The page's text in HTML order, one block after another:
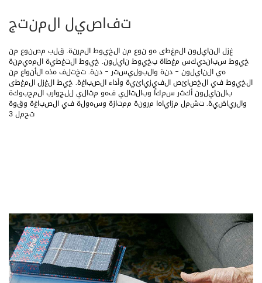
تفاصيل المنتج
غزل النايلون المغطى هو نوع من الخيوط المرنة. قلب مصنوع من
خيوط سبانديكس مغطاة بخيوط نايلون. خيوط التغطية المهيمنة
هي النايلون - دنة والبوليستر - دنة. تختلف هذه الأنواع من
الخيوط في الخصائص الفيزيائية وأداء الصباغة. خيط الغزل المغطى
بالنايلون أكثر سمكًا وبالتالي فهو مثالي للجوارب المحبوكة
والرياضية. تشمل مزاياها مرونة ممتازة وسهولة في الصباغة وقوة
تحمل 3